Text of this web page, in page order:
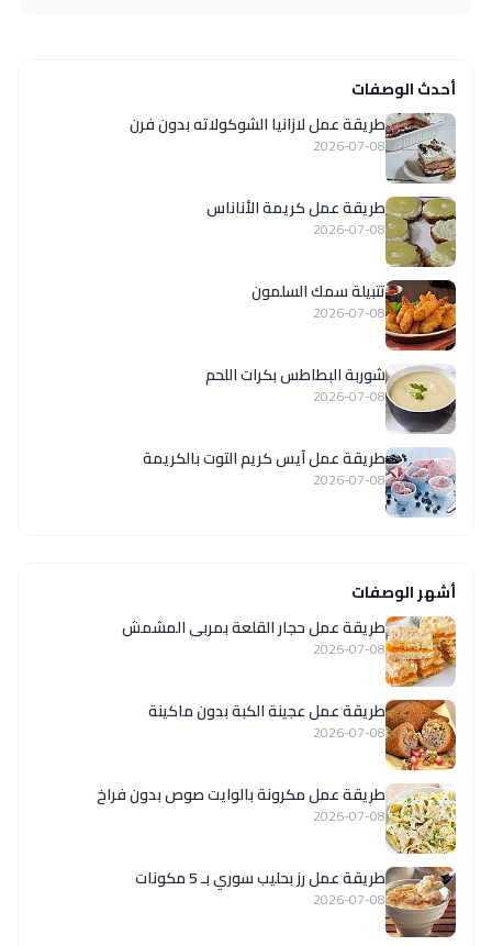
أحدث الوصفات
طريقة عمل لازانيا الشوكولاته بدون فرن
2026-07-08
طريقة عمل كريمة الأناناس
2026-07-08
تتبيلة سمك السلمون
2026-07-08
شوربة البطاطس بكرات اللحم
2026-07-08
طريقة عمل آيس كريم التوت بالكريمة
2026-07-08
أشهر الوصفات
طريقة عمل حجار القلعة بمربى المشمش
2026-07-08
طريقة عمل عجينة الكبة بدون ماكينة
2026-07-08
طريقة عمل مكرونة بالوايت صوص بدون فراخ
2026-07-08
طريقة عمل رز بحليب سوري بـ 5 مكونات
2026-07-08